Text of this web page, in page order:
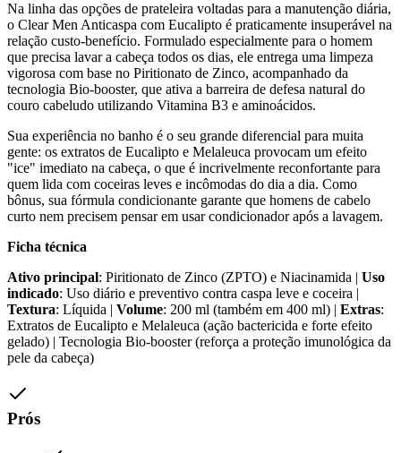
Na linha das opções de prateleira voltadas para a manutenção diária,
o Clear Men Anticaspa com Eucalipto é praticamente insuperável na
relação custo-benefício. Formulado especialmente para o homem
que precisa lavar a cabeça todos os dias, ele entrega uma limpeza
vigorosa com base no Piritionato de Zinco, acompanhado da
tecnologia Bio-booster, que ativa a barreira de defesa natural do
couro cabeludo utilizando Vitamina B3 e aminoácidos.
Sua experiência no banho é o seu grande diferencial para muita
gente: os extratos de Eucalipto e Melaleuca provocam um efeito
"ice" imediato na cabeça, o que é incrivelmente reconfortante para
quem lida com coceiras leves e incômodas do dia a dia. Como
bônus, sua fórmula condicionante garante que homens de cabelo
curto nem precisem pensar em usar condicionador após a lavagem.
Ficha técnica
Ativo principal: Piritionato de Zinco (ZPTO) e Niacinamida | Uso
indicado: Uso diário e preventivo contra caspa leve e coceira |
Textura: Líquida | Volume: 200 ml (também em 400 ml) | Extras:
Extratos de Eucalipto e Melaleuca (ação bactericida e forte efeito
gelado) | Tecnologia Bio-booster (reforça a proteção imunológica da
pele da cabeça)
Prós